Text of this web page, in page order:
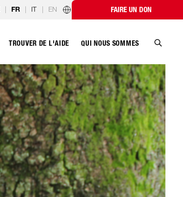
| FR | IT | EN
Programmes par paysFAIRE UN DON
TROUVER DE L'AIDE QUI NOUS SOMMES